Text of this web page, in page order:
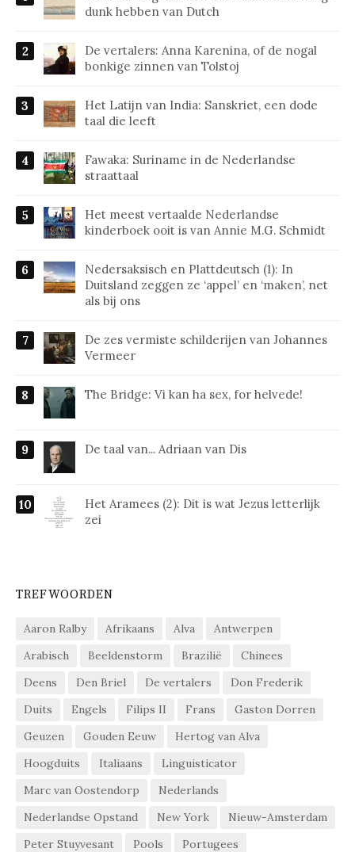
dunk hebben van Dutch
De vertalers: Anna Karenina, of de nogal
bonkige zinnen van Tolstoj
Het Latijn van India: Sanskriet, een dode
taal die leeft
Fawaka: Suriname in de Nederlandse
straattaal
Het meest vertaalde Nederlandse
kinderboek ooit is van Annie M.G. Schmidt
Nedersaksisch en Plattdeutsch (1): In
Duitsland zeggen ze ‘appel’ en ‘maken’, net
als bij ons
De zes vermiste schilderijen van Johannes
Vermeer
The Bridge: Vi kan ha sex, for helvede!
De taal van... Adriaan van Dis
Het Aramees (2): Dit is wat Jezus letterlijk
zei
TREFWOORDEN
Aaron Ralby Afrikaans Alva
Antwerpen
Arabisch
Beeldenstorm Brazilië
Chinees
Deens
Den Briel De vertalers
Don Frederik
Duits
Engels Filips II Frans
Gaston Dorren
Geuzen
Gouden Eeuw
Hertog van Alva
Hoogduits
Italiaans
Linguisticator
Marc van Oostendorp
Nederlands
Nederlandse Opstand
New York
Nieuw-Amsterdam
Peter Stuyvesant
Pools Portugees